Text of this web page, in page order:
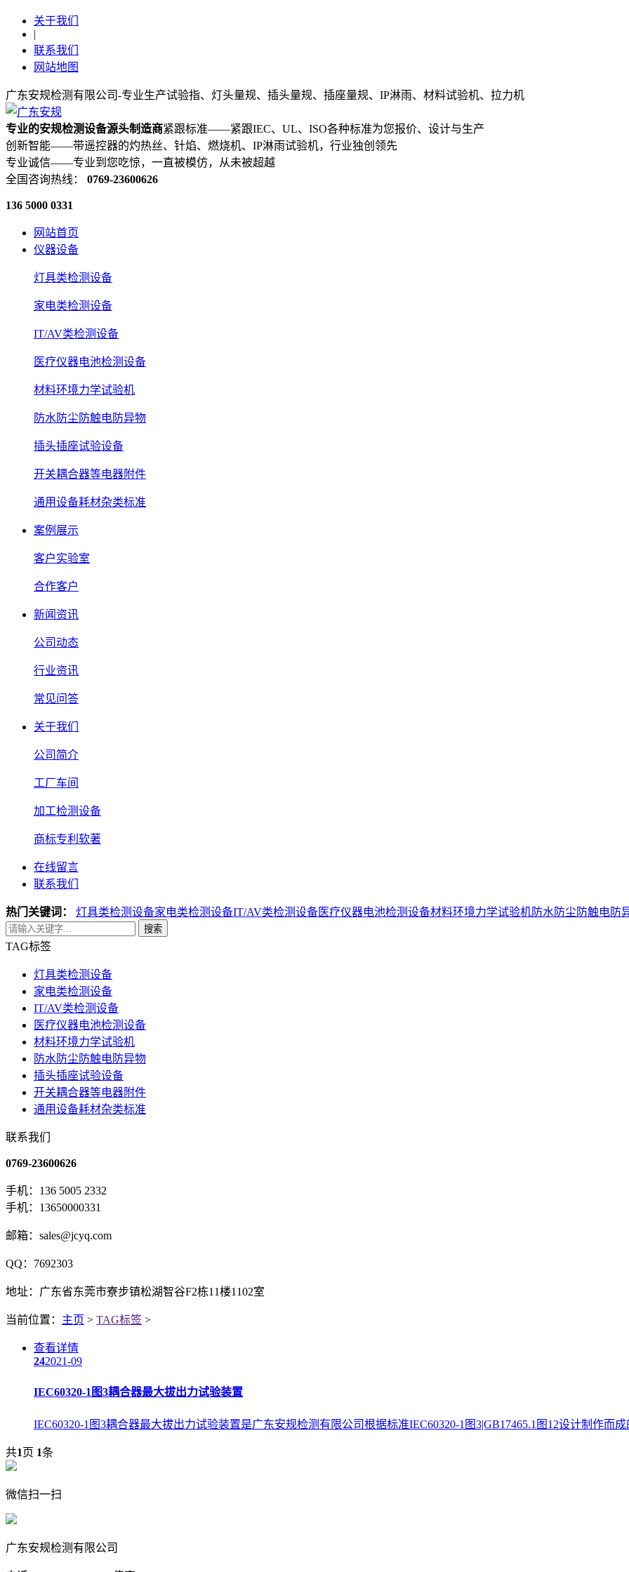
关于我们
|
联系我们
网站地图
广东安规检测有限公司-专业生产试验指、灯头量规、插头量规、插座量规、IP淋雨、材料试验机、拉力机
专业的安规检测设备源头制造商紧跟标准——紧跟IEC、UL、ISO各种标准为您报价、设计与生产
创新智能——带遥控器的灼热丝、针焰、燃烧机、IP淋雨试验机，行业独创领先
专业诚信——专业到您吃惊，一直被模仿，从未被超越
全国咨询热线： 0769-23600626
136 5000 0331
网站首页
仪器设备
灯具类检测设备
家电类检测设备
IT/AV类检测设备
医疗仪器电池检测设备
材料环境力学试验机
防水防尘防触电防异物
插头插座试验设备
开关耦合器等电器附件
通用设备耗材杂类标准
案例展示
客户实验室
合作客户
新闻资讯
公司动态
行业资讯
常见问答
关于我们
公司简介
工厂车间
加工检测设备
商标专利软著
在线留言
联系我们
热门关键词： 灯具类检测设备家电类检测设备IT/AV类检测设备医疗仪器电池检测设备材料环境力学试验机防水防尘防触电防
搜索
TAG标签
灯具类检测设备
家电类检测设备
IT/AV类检测设备
医疗仪器电池检测设备
材料环境力学试验机
防水防尘防触电防异物
插头插座试验设备
开关耦合器等电器附件
通用设备耗材杂类标准
联系我们
0769-23600626
手机：136 5005 2332
手机：13650000331
邮箱：sales@jcyq.com
QQ：7692303
地址：广东省东莞市寮步镇松湖智谷F2栋11楼1102室
当前位置： 主页 > TAG标签 >
查看详情
242021-09
IEC60320-1图3耦合器最大拔出力试验装置
IEC60320-1图3耦合器最大拔出力试验装置是广东安规检测有限公司根据标准IEC60320-1图3|GB17465.1图12设计制作而
共1页 1条
微信扫一扫
广东安规检测有限公司